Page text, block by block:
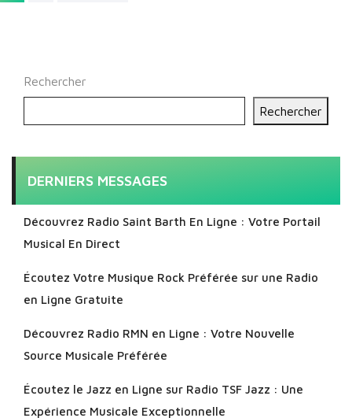
Rechercher
Rechercher
DERNIERS MESSAGES
Découvrez Radio Saint Barth En Ligne : Votre Portail
Musical En Direct
Écoutez Votre Musique Rock Préférée sur une Radio
en Ligne Gratuite
Découvrez Radio RMN en Ligne : Votre Nouvelle
Source Musicale Préférée
Écoutez le Jazz en Ligne sur Radio TSF Jazz : Une
Expérience Musicale Exceptionnelle